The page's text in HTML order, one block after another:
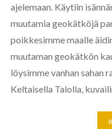
ajelemaan. Käytiin
muutamia geokätköjä
poikkesimme maalle
muutaman geokätkön
löysimme vanhan sahan
Keltaisella Talolla,